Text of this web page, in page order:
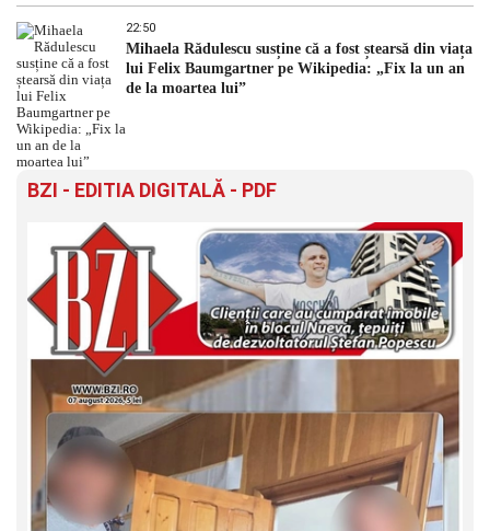
22:50
Mihaela Rădulescu susține că a fost ștearsă din viața
lui Felix Baumgartner pe Wikipedia: „Fix la un an
de la moartea lui”
BZI - EDITIA DIGITALĂ - PDF